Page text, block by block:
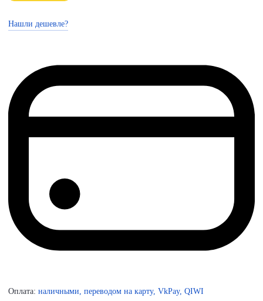
Нашли дешевле?
Оплата: наличными, переводом на карту, VkPay, QIWI